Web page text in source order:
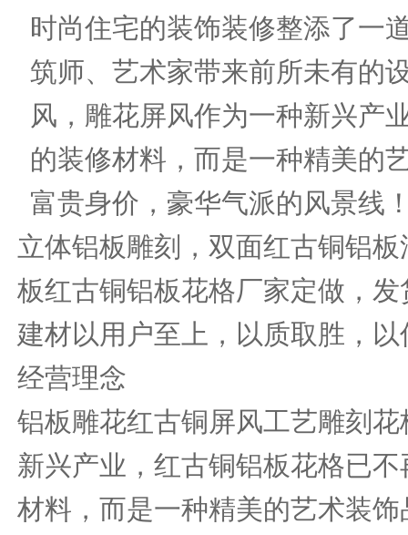
时尚住宅的装饰装修整添了一
筑师、艺术家带来前所未有的
风，雕花屏风作为一种新兴产
的装修材料，而是一种精美的
富贵身价，豪华气派的风景线
立体铝板雕刻，双面红古铜铝
板红古铜铝板花格厂家定做，
建材以用户至上，以质取胜，
经营理念
铝板雕花红古铜屏风工艺雕刻
新兴产业，红古铜铝板花格已
材料，而是一种精美的艺术装